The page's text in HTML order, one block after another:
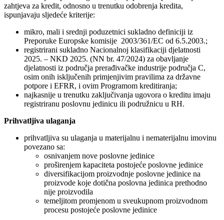
zahtjeva za kredit, odnosno u trenutku odobrenja kredita,
ispunjavaju sljedeće kriterije:
mikro, mali i srednji poduzetnici sukladno definiciji iz
Preporuke Europske komisije 2003/361/EC od 6.5.2003.;
registrirani sukladno Nacionalnoj klasifikaciji djelatnosti
2025. – NKD 2025. (NN br. 47/2024) za obavljanje
djelatnosti iz područja prerađivačke industrije područja C,
osim onih isključenih primjenjivim pravilima za državne
potpore i EFRR, i ovim Programom kreditiranja;
najkasnije u trenutku zaključivanja ugovora o kreditu imaju
registriranu poslovnu jedinicu ili podružnicu u RH.
Prihvatljiva ulaganja
prihvatljiva su ulaganja u materijalnu i nematerijalnu imovinu
povezano sa:
osnivanjem nove poslovne jedinice
proširenjem kapaciteta postojeće poslovne jedinice
diversifikacijom proizvodnje poslovne jedinice na
proizvode koje dotična poslovna jedinica prethodno
nije proizvodila
temeljitom promjenom u sveukupnom proizvodnom
procesu postojeće poslovne jedinice